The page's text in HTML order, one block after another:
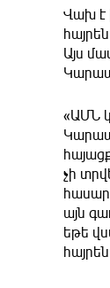
Վախ է
Այս
«ԱՄՆ
չի
այն
եթե